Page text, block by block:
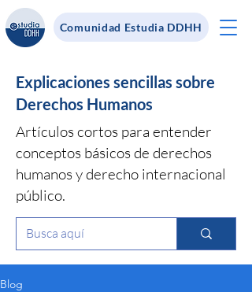
Comunidad Estudia DDHH
Explicaciones sencillas sobre
Derechos Humanos
Artículos cortos para entender
conceptos básicos de derechos
humanos y derecho internacional
público.
Blog